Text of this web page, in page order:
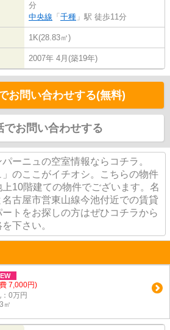
分
中央線 「 千種 」駅 徒歩11分
1K(28.83㎡)
2007年 4月(築19年)
お問い合わせする(無料)
でお問い合わせする
ーニュの空室情報ならコチラ。
」のここがイチオシ。こちらの物件
10階建ての物件でございます。名
古屋市営東山線今池付近での賃貸
トをお探しの方はぜひコチラから
下さい。
7,000円)
0万円
㎡